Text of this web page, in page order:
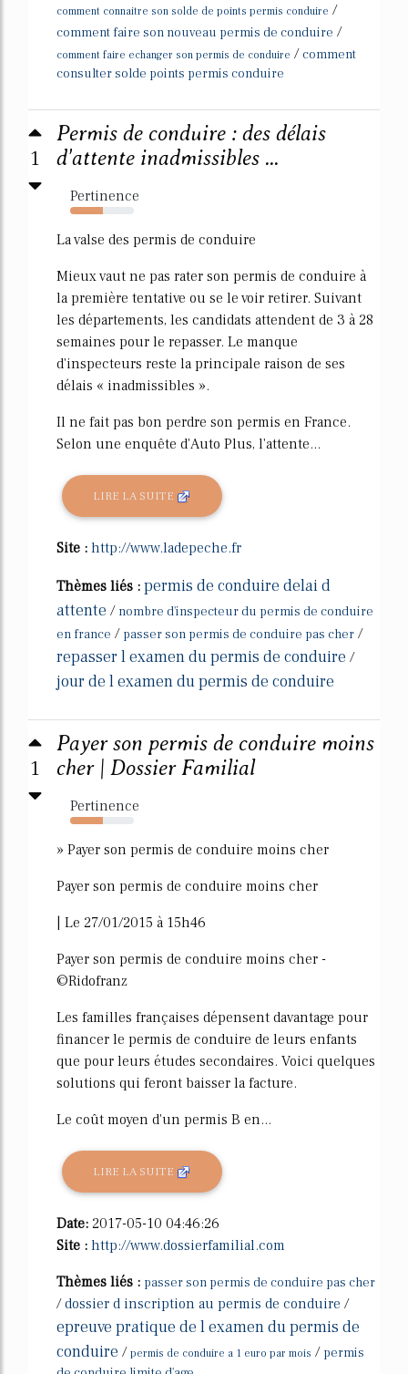
comment connaitre son solde de points permis conduire /
comment faire son nouveau permis de conduire /
comment faire echanger son permis de conduire / comment
consulter solde points permis conduire
1
Permis de conduire : des délais
d'attente inadmissibles ...
Pertinence
52%
La valse des permis de conduire
Mieux vaut ne pas rater son permis de conduire à
la première tentative ou se le voir retirer. Suivant
les départements, les candidats attendent de 3 à 28
semaines pour le repasser. Le manque
d'inspecteurs reste la principale raison de ses
délais « inadmissibles ».
Il ne fait pas bon perdre son permis en France.
Selon une enquête d'Auto Plus, l'attente...
LIRE LA SUITE
Site : http://www.ladepeche.fr
Thèmes liés : permis de conduire delai d
attente / nombre d'inspecteur du permis de conduire
en france / passer son permis de conduire pas cher /
repasser l examen du permis de conduire /
jour de l examen du permis de conduire
1
Payer son permis de conduire moins
cher | Dossier Familial
Pertinence
52%
» Payer son permis de conduire moins cher
Payer son permis de conduire moins cher
| Le 27/01/2015 à 15h46
Payer son permis de conduire moins cher -
©Ridofranz
Les familles françaises dépensent davantage pour
financer le permis de conduire de leurs enfants
que pour leurs études secondaires. Voici quelques
solutions qui feront baisser la facture.
Le coût moyen d'un permis B en...
LIRE LA SUITE
Date: 2017-05-10 04:46:26
Site : http://www.dossierfamilial.com
Thèmes liés : passer son permis de conduire pas cher
/dossier d inscription au permis de conduire /
epreuve pratique de l examen du permis de
conduire / permis de conduire a 1 euro par mois / permis